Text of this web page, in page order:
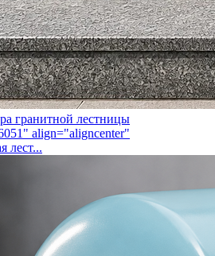
гранитной лестницы
align="aligncenter"
лест...